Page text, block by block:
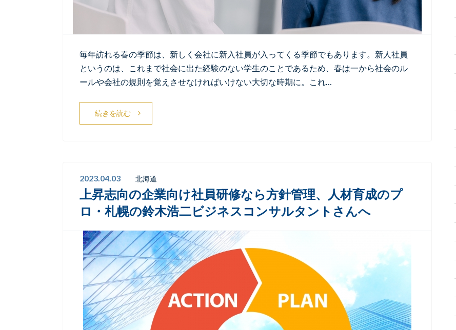
毎年訪れる春の季節は、新しく会社に新入社員が入ってくる季節でもあります。新人社員
というのは、これまで社会に出た経験のない学生のことであるため、春は一から社会のル
ールや会社の規則を覚えさせなければいけない大切な時期に。これ…
続きを読む
2023.04.03 北海道
上昇志向の企業向け社員研修なら方針管理、人材育成のプ
ロ・札幌の鈴木浩二ビジネスコンサルタントさんへ